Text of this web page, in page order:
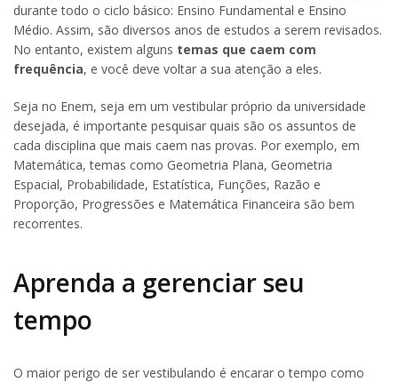
durante todo o ciclo básico: Ensino Fundamental e Ensino
Médio. Assim, são diversos anos de estudos a serem revisados.
No entanto, existem alguns temas que caem com
frequência, e você deve voltar a sua atenção a eles.
Seja no Enem, seja em um vestibular próprio da universidade
desejada, é importante pesquisar quais são os assuntos de
cada disciplina que mais caem nas provas. Por exemplo, em
Matemática, temas como Geometria Plana, Geometria
Espacial, Probabilidade, Estatística, Funções, Razão e
Proporção, Progressões e Matemática Financeira são bem
recorrentes.
Aprenda a gerenciar seu
tempo
O maior perigo de ser vestibulando é encarar o tempo como